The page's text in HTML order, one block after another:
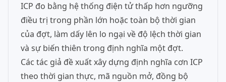
ICP đo bằng hệ thống điện tử thấp hơn ngưỡng
điều trị trong phần lớn hoặc toàn bộ thời gian
của đợt, làm dấy lên lo ngại về độ lệch thời gian
và sự biến thiên trong định nghĩa một đợt.
Các tác giả đề xuất xây dựng định nghĩa cơn ICP
theo thời gian thực, mã nguồn mở, đồng bộ